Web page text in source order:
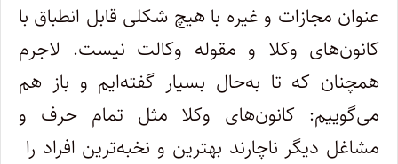
عنوان مجازات و غیره با هیچ شکلی قابل انطباق با
کانون‌های وکلا و مقوله وکالت نیست. لاجرم
همچنان که تا به‌حال بسیار گفته‌ایم و باز هم
می‌گوییم: کانون‌های وکلا مثل تمام حرف و
مشاغل دیگر ناچارند بهترین و نخبه‌ترین افراد را